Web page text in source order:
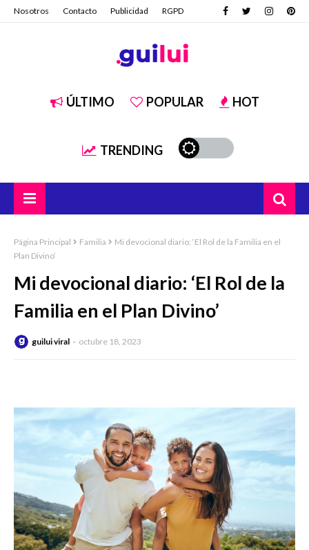
Nosotros Contacto Publicidad RGPD
ÚLTIMO POPULAR HOT
TRENDING
Página Principal Familia
Mi devocional diario: ‘El Rol de la Familia en el
Plan Divino’
Mi devocional diario: ‘El Rol de la
Familia en el Plan Divino’
guilui viral octubre 18, 2023